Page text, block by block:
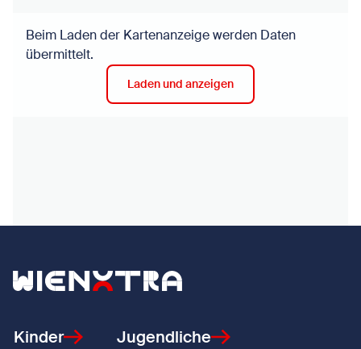
Beim Laden der Kartenanzeige werden Daten
übermittelt.
Laden und anzeigen
Zurück zur Startseite
Kinder
Jugendliche